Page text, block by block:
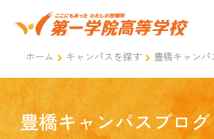
ホーム キャンパスを探す 豊橋キャンパ
豊橋キャンパスブログ